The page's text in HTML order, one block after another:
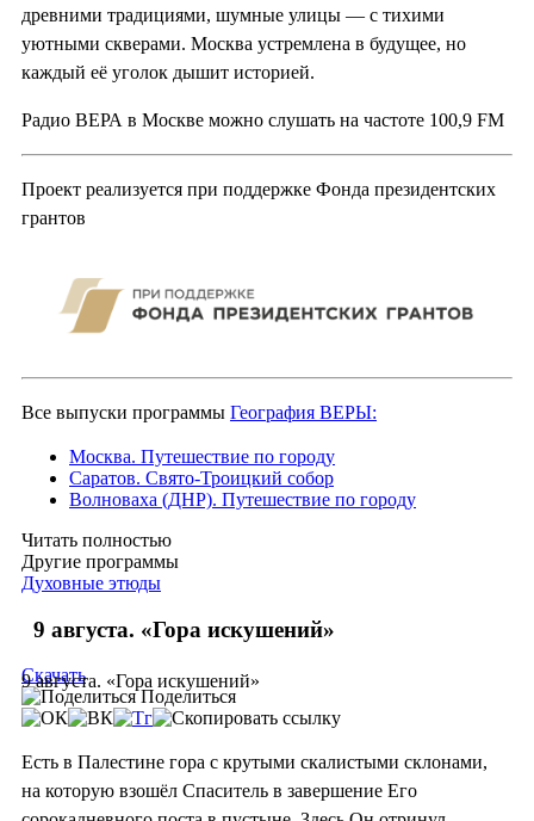
древними традициями, шумные улицы — с тихими
уютными скверами. Москва устремлена в будущее, но
каждый её уголок дышит историей.
Радио ВЕРА в Москве можно слушать на частоте 100,9 FM
Проект реализуется при поддержке Фонда президентских
грантов
Все выпуски программы География ВЕРЫ:
Москва. Путешествие по городу
Саратов. Свято-Троицкий собор
Волноваха (ДНР). Путешествие по городу
Читать полностью
Другие программы
Духовные этюды
9 августа. «Гора искушений»
9 августа. «Гора искушений»
Скачать
Поделиться
Есть в Палестине гора с крутыми скалистыми склонами,
на которую взошёл Спаситель в завершение Его